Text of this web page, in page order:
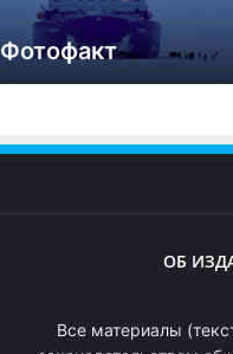
Фотофакт
ОБ
Все материалы